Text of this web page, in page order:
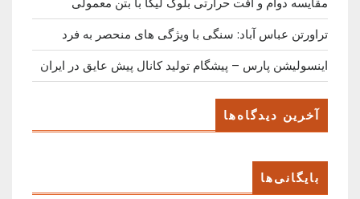
تراورتن عباس آباد: سنگی با ویژگی های منحصر به فرد
اینسولیشن پارس – پیشگام تولید کانال پیش عایق در ایران
آخرین دیدگاه‌ها
بایگانی‌ها